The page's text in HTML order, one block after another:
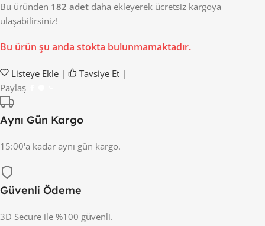
Bu üründen 182 adet daha ekleyerek ücretsiz kargoya
ulaşabilirsiniz!
Bu ürün şu anda stokta bulunmamaktadır.
Listeye Ekle | Tavsiye Et |
Paylaş
Aynı Gün Kargo
15:00'a kadar aynı gün kargo.
Güvenli Ödeme
3D Secure ile %100 güvenli.